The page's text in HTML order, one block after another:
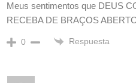
Meus sentimentos que DEUS
RECEBA DE BRAÇOS
0 Respuesta